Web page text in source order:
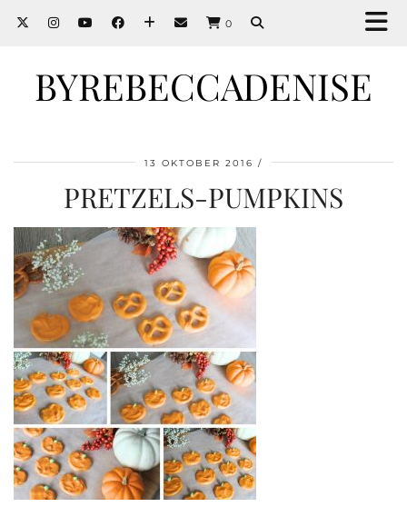
0
BYREBECCADENISE
13 OKTOBER 2016
PRETZELS-PUMPKINS